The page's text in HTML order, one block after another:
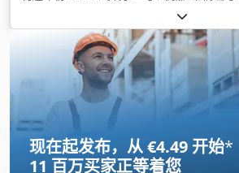
现在起发布，从 €4.49 开始*
11 百万买家正等着您